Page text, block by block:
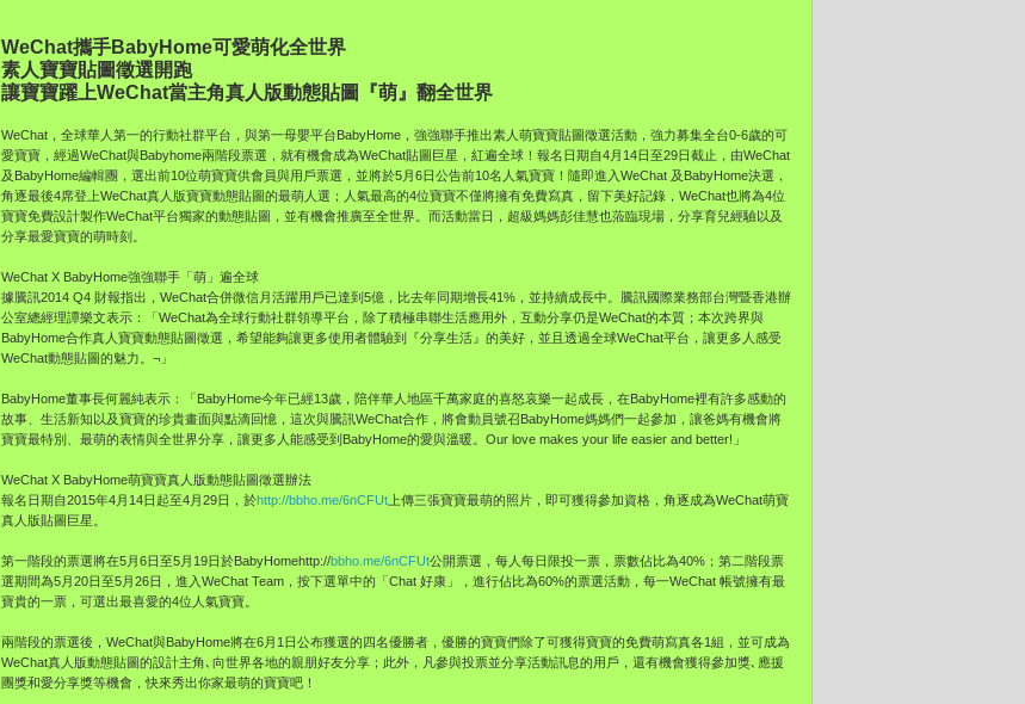
WeChat攜手BabyHome可愛萌化全世界
素人寶寶貼圖徵選開跑
讓寶寶躍上WeChat當主角真人版動態貼圖『萌』翻全世界
WeChat，全球華人第一的行動社群平台，與第一母嬰平台BabyHome，強強聯手推出素人萌寶寶貼圖徵選活動，強力募集全台0-6歲的可
愛寶寶，經過WeChat與Babyhome兩階段票選，就有機會成為WeChat貼圖巨星，紅遍全球！報名日期自4月14日至29日截止，由WeChat
及BabyHome編輯團，選出前10位萌寶寶供會員與用戶票選，並將於5月6日公告前10名人氣寶寶！隨即進入WeChat 及BabyHome決選，
角逐最後4席登上WeChat真人版寶寶動態貼圖的最萌人選；人氣最高的4位寶寶不僅將擁有免費寫真，留下美好記錄，WeChat也將為4位
寶寶免費設計製作WeChat平台獨家的動態貼圖，並有機會推廣至全世界。而活動當日，超級媽媽彭佳慧也蒞臨現場，分享育兒經驗以及
分享最愛寶寶的萌時刻。
WeChat X BabyHome強強聯手「萌」遍全球
據騰訊2014 Q4 財報指出，WeChat合併微信月活躍用戶已達到5億，比去年同期增長41%，並持續成長中。騰訊國際業務部台灣暨香港辦
公室總經理譚樂文表示：「WeChat為全球行動社群領導平台，除了積極串聯生活應用外，互動分享仍是WeChat的本質；本次跨界與
BabyHome合作真人寶寶動態貼圖徵選，希望能夠讓更多使用者體驗到『分享生活』的美好，並且透過全球WeChat平台，讓更多人感受
WeChat動態貼圖的魅力。¬」
BabyHome董事長何麗純表示：「BabyHome今年已經13歲，陪伴華人地區千萬家庭的喜怒哀樂一起成長，在BabyHome裡有許多感動的
故事、生活新知以及寶寶的珍貴畫面與點滴回憶，這次與騰訊WeChat合作，將會動員號召BabyHome媽媽們一起參加，讓爸媽有機會將
寶寶最特別、最萌的表情與全世界分享，讓更多人能感受到BabyHome的愛與溫暖。Our love makes your life easier and better!」
WeChat X BabyHome萌寶寶真人版動態貼圖徵選辦法
報名日期自2015年4月14日起至4月29日，於http://bbho.me/6nCFUt 上傳三張寶寶最萌的照片，即可獲得參加資格，角逐成為WeChat萌寶
真人版貼圖巨星。
第一階段的票選將在5月6日至5月19日於BabyHomehttp://bbho.me/6nCFUt公開票選，每人每日限投一票，票數佔比為40%；第二階段票
選期間為5月20日至5月26日，進入WeChat Team，按下選單中的「Chat 好康」，進行佔比為60%的票選活動，每一WeChat 帳號擁有最
寶貴的一票，可選出最喜愛的4位人氣寶寶。
兩階段的票選後，WeChat與BabyHome將在6月1日公布獲選的四名優勝者，優勝的寶寶們除了可獲得寶寶的免費萌寫真各1組，並可成為
WeChat真人版動態貼圖的設計主角､向世界各地的親朋好友分享；此外，凡參與投票並分享活動訊息的用戶，還有機會獲得參加獎､應援
團獎和愛分享獎等機會，快來秀出你家最萌的寶寶吧！